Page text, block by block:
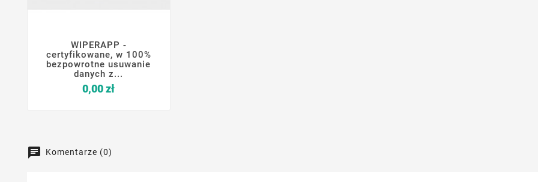
   
WIPERAPP -
certyfikowane, w 100%
bezpowrotne usuwanie
danych z...
0,00 złCena
Komentarze (0)